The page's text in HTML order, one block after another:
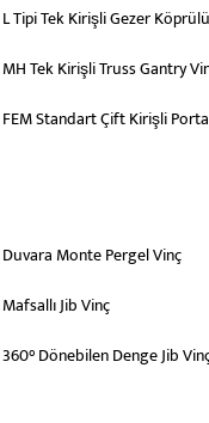
L Tipi Tek Kirişli Gezer
MH Tek Kirişli Truss Gantry
FEM Standart Çift Kirişli
Duvara Monte Pergel Vinç
Mafsallı Jib Vinç
360° Dönebilen Denge Jib